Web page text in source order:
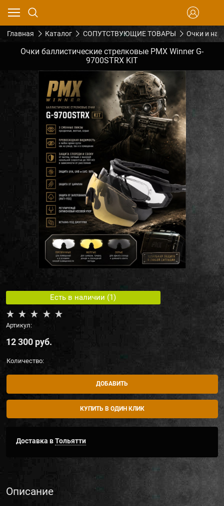
Главная Каталог СОПУТСТВУЮЩИЕ ТОВАРЫ Очки и
Очки баллистические стрелковые PMX Winner G-
9700STRX KIT
Есть в наличии (1)
Артикул:
12 300 руб.
Количество:
ДОБАВИТЬ
КУПИТЬ В ОДИН КЛИК
Доставка вТольятти
Описание